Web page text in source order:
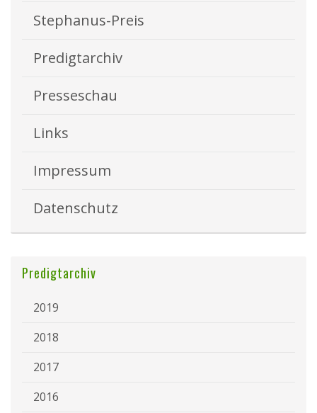
Stephanus-Preis
Predigtarchiv
Presseschau
Links
Impressum
Datenschutz
Predigtarchiv
2019
2018
2017
2016